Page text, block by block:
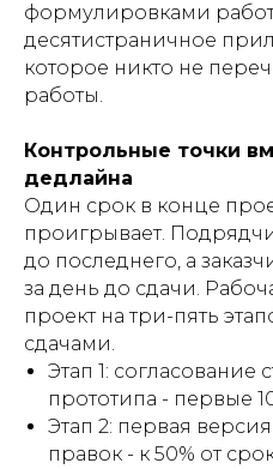
формулировками
десятистраничное
которое никто не
работы.
Контрольные точки
дедлайна
Один срок в конце
проигрывает.
до последнего, а
за день до сдачи.
проект на три-пять
сдачами.
Этап 1: согласование
прототипа - первые
Этап 2: первая
правок - к 50% от